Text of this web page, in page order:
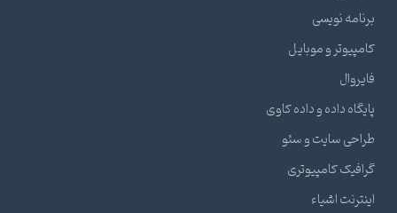
برنامه نویسی
کامپیوتر و موبایل
فایروال
پایگاه داده و داده کاوی
طراحی سایت و سئو
گرافیک کامپیوتری
اینترنت اشیاء